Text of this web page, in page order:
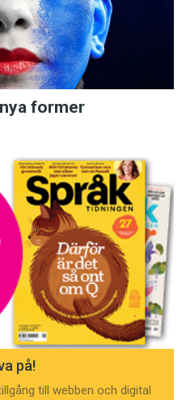
former
på!
till webben och digital